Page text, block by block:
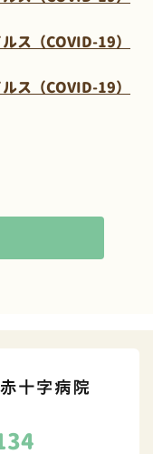
ス（COVID-19）
ス（COVID-19）